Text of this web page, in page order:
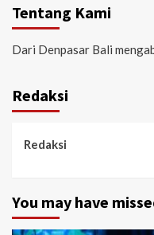
Tentang Kami
Dari Denpasar Bali
Redaksi
Redaksi
You may have